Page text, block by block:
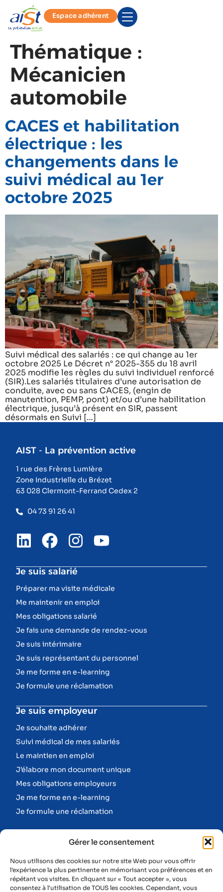
Gérer le consentement
Nous utilisons des cookies sur notre site Web pour vous offrir
l'expérience la plus pertinente en mémorisant vos préférences et en
répétant vos visites. En cliquant sur « Tout accepter », vous
consentez à l'utilisation de TOUS les cookies. Cependant, vous
Espace adhérent
Thématique :
Mécanicien
automobile
CACES et habilitation
électrique : les
changements dans le
suivi médical au 1er
octobre 2025
Suivi médical des salariés : ce qui change au 1er
octobre 2025 Le Décret n° 2025-355 du 18 avril
2025 modifie les règles du suivi individuel renforcé
(SIR).Les salariés titulaires d’une autorisation de
conduite, avec ou sans CACES, (engin de
manutention, PEMP, pont) et/ou d’une habilitation
électrique, jusqu’à présent en SIR, passent
désormais en Suivi […]
AIST - La prévention active
1 rue des Frères Lumière
Zone Industrielle du Brézet
63 028 Clermont-Ferrand Cedex 2
04 73 91 26 41
Je suis salarié
Préparer ma visite médicale
Me maintenir en emploi
Mes obligations salarié
Je fais une demande de rendez-vous
Je suis intérimaire
Je suis représentant du personnel
Je me forme en e-learning
Je formule une réclamation
Je suis employeur
Je souhaite adhérer
Suivi médical de mes salariés
Le maintien en emploi
J’élabore mon document unique
Mes obligations employeurs
Je me forme en e-learning
Je formule une réclamation
Informations
Nos équipes
Prévention des risques professionnels